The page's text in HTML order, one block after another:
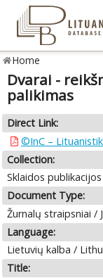
Home
Dvarai -
palikimas
Direct Link:
©InC –
Collection:
Sklaidos
Document Type:
Žurnalų straipsniai /
Language:
Lietuvių kalba /
Title: